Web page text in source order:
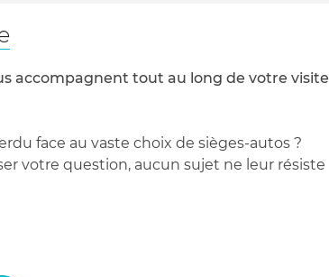
accompagnent tout au long de votre visite
face au vaste choix de sièges-autos ?
votre question, aucun sujet ne leur résiste